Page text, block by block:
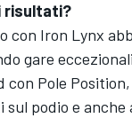
risultati?
con Iron Lynx
gare
Pole Position,
sul podio e anche